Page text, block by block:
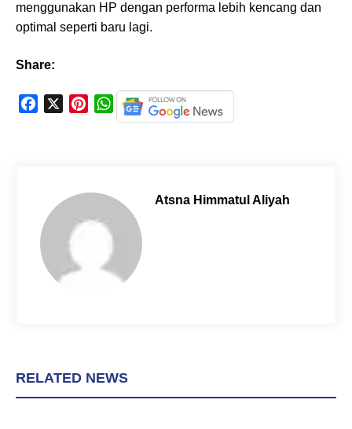
menggunakan HP dengan performa lebih kencang dan
optimal seperti baru lagi.
Share:
k
e
W
h
A
Atsna Himmatul Aliyah
RELATED NEWS